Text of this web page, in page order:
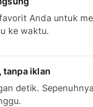
Anda untuk
ke waktu.
tanpa iklan
detik.